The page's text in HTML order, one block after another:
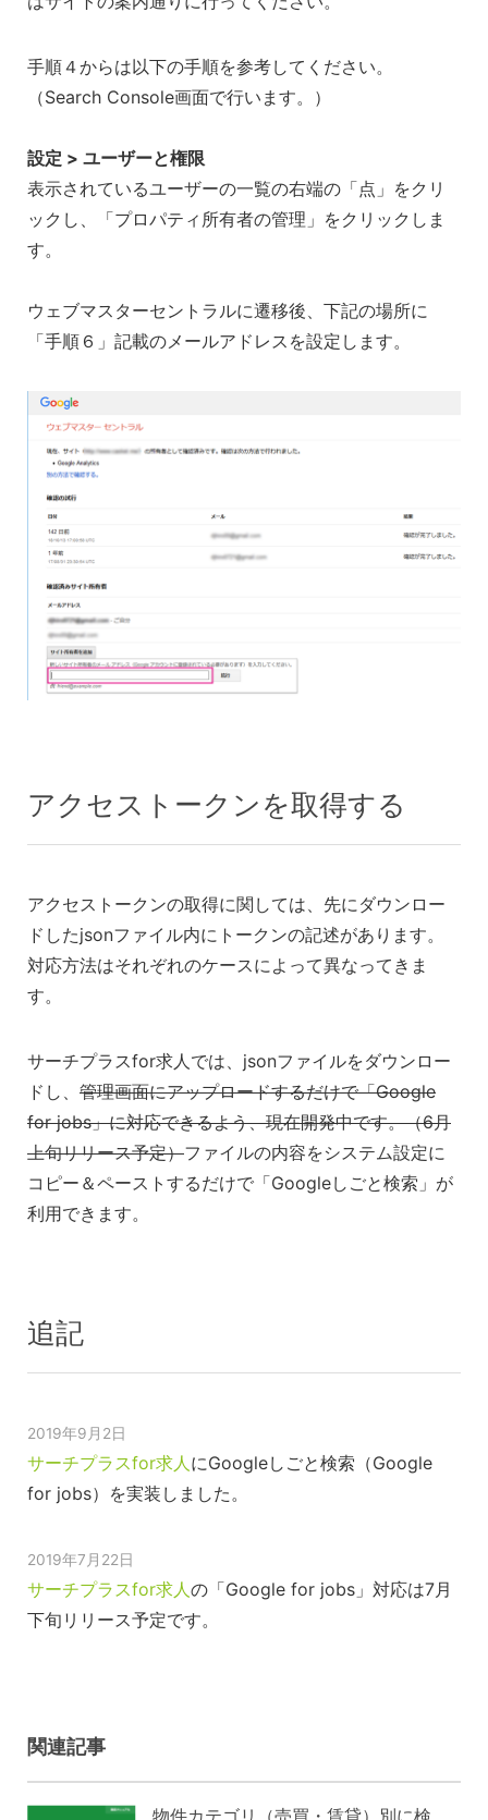
手順４からは以下の手順を参考してください。
（Search Console画面で行います。）
設定 > ユーザーと権限
表示されているユーザーの一覧の右端の「点」をクリ
ックし、「プロパティ所有者の管理」をクリックしま
す。
ウェブマスターセントラルに遷移後、下記の場所に
「手順６」記載のメールアドレスを設定します。
アクセストークンを取得する
アクセストークンの取得に関しては、先にダウンロー
ドしたjsonファイル内にトークンの記述があります。
対応方法はそれぞれのケースによって異なってきま
す。
サーチプラスfor求人では、jsonファイルをダウンロー
ドし、 管理画面にアップロードするだけで「Google
for jobs」に対応できるよう、現在開発中です。（6月
上旬リリース予定）ファイルの内容をシステム設定に
コピー＆ペーストするだけで「Googleしごと検索」が
利用できます。
追記
2019年9月2日
サーチプラスfor求人にGoogleしごと検索（Google
for jobs）を実装しました。
2019年7月22日
サーチプラスfor求人の「Google for jobs」対応は7月
下旬リリース予定です。
関連記事